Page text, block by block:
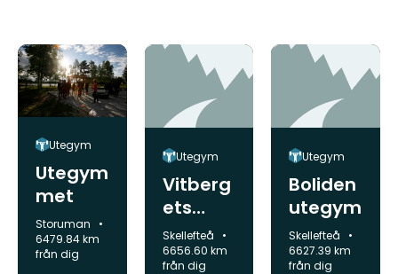
Utegym
Utegym
met
Kommun:
Storuman
6479.84 km
från dig
Utegym
Vitberg
ets
utegym
Kommun:
Skellefteå
6656.60 km
från dig
Utegym
Boliden
utegym
Kommun:
Skellefteå
6627.39 km
från dig